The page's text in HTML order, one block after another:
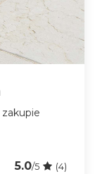
5.0/5 (4)